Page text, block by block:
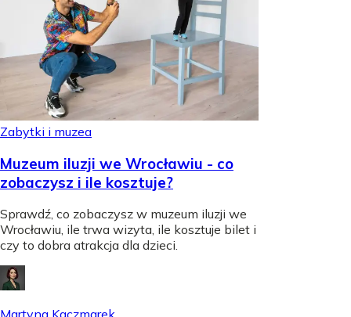
Zabytki i muzea
Muzeum iluzji we Wrocławiu - co
zobaczysz i ile kosztuje?
Sprawdź, co zobaczysz w muzeum iluzji we
Wrocławiu, ile trwa wizyta, ile kosztuje bilet i
czy to dobra atrakcja dla dzieci.